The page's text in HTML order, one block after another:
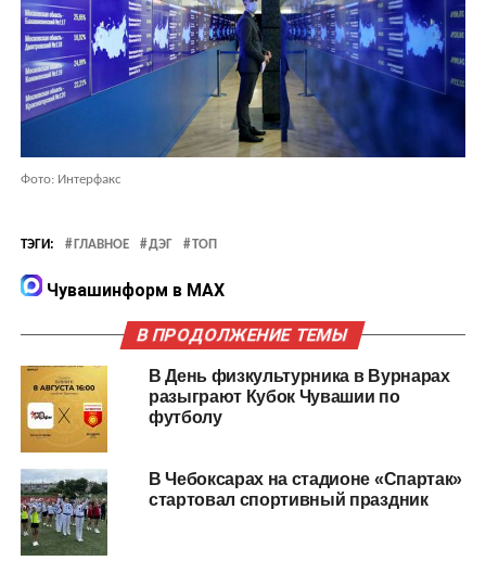
Фото: Интеpфакс
ТЭГИ: ГЛАВНОЕ ДЭГ ТОП
Чувашинформ в MAX
В ПРОДОЛЖЕНИЕ ТЕМЫ
В День физкультурника в Вурнарах
разыграют Кубок Чувашии по
футболу
В Чебоксарах на стадионе «Спартак»
стартовал спортивный праздник